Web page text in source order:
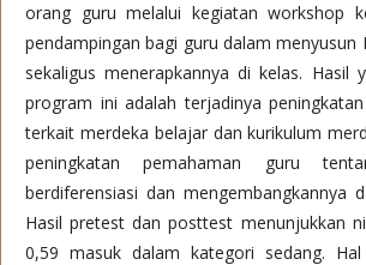
orang guru melalui kegiatan workshop
pendampingan bagi guru dalam menyusun
sekaligus menerapkannya di kelas. Hasil
program ini adalah terjadinya
terkait merdeka belajar dan kurikulum
peningkatan pemahaman guru
berdiferensiasi dan mengembangkannya
Hasil pretest dan posttest menunjukkan
0,59 masuk dalam kategori sedang.